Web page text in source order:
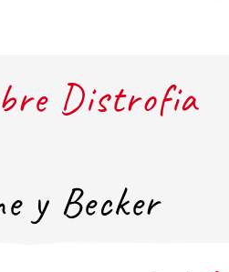
Distrofia
y Becker